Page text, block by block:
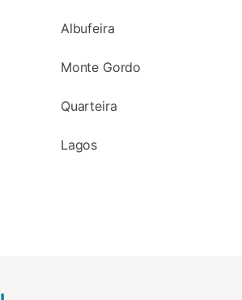
Albufeira
Monte Gordo
Quarteira
Lagos